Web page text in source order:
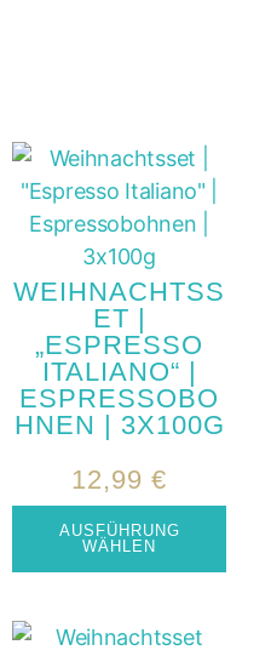
WEIHNACHTSS
ET |
„ESPRESSO
ITALIANO“ |
ESPRESSOBO
HNEN | 3X100G
12,99€
AUSFÜHRUNG
WÄHLEN